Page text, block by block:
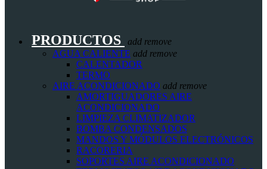
PRODUCTOS add remove
AGUA CALIENTE add remove
CALENTADOR
TERMO
AIRE ACONDICIONADO add remove
AMORTIGUADORES AIRE
ACONDICIONADO
LIMPIEZA CLIMATIZADOR
BOMBA CONDENSADOS
MANDOS Y MÓDULOS ELECTRÓNICOS
RACORERIA
SOPORTES AIRE ACONDICIONADO